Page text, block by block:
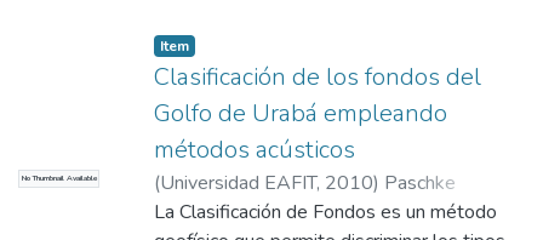
No Thumbnail Available
Item
Clasificación de los fondos del
Golfo de Urabá empleando
métodos acústicos
(Universidad EAFIT, 2010) Paschke
Castaño, Juan Felipe;Pérez Mesa, Jesús
La Clasificación de Fondos es un método